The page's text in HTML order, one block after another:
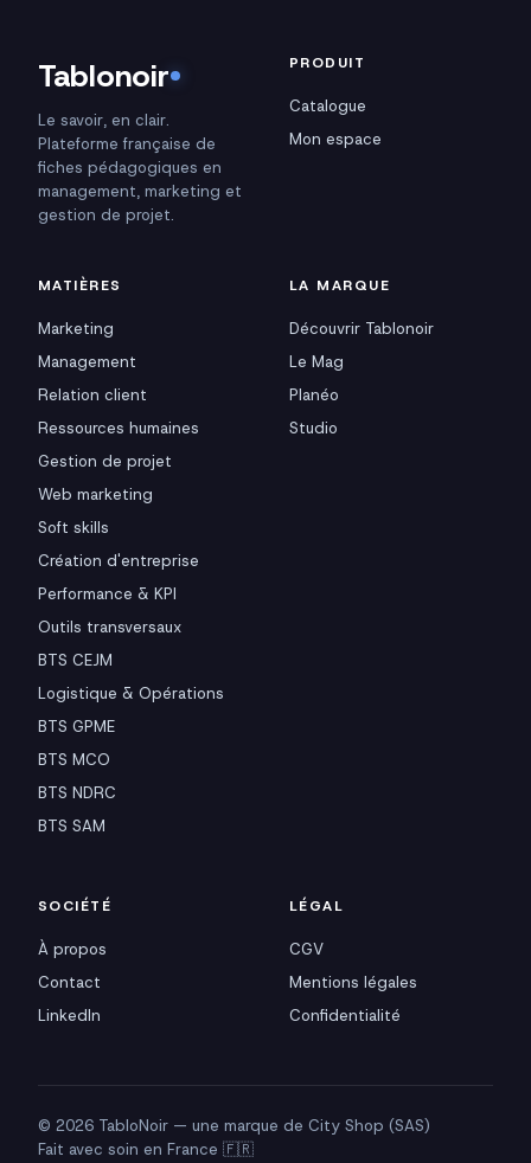
Tablonoir
Le savoir, en clair.
Plateforme française de
fiches pédagogiques en
management, marketing et
gestion de projet.
PRODUIT
Catalogue
Mon espace
MATIÈRES
Marketing
Management
Relation client
Ressources humaines
Gestion de projet
Web marketing
Soft skills
Création d'entreprise
Performance & KPI
Outils transversaux
BTS CEJM
Logistique & Opérations
BTS GPME
BTS MCO
BTS NDRC
BTS SAM
LA MARQUE
Découvrir Tablonoir
Le Mag
Planéo
Studio
SOCIÉTÉ
À propos
Contact
LinkedIn
LÉGAL
CGV
Mentions légales
Confidentialité
© 2026 TabloNoir — une marque de City Shop (SAS)
Fait avec soin en France 🇫🇷